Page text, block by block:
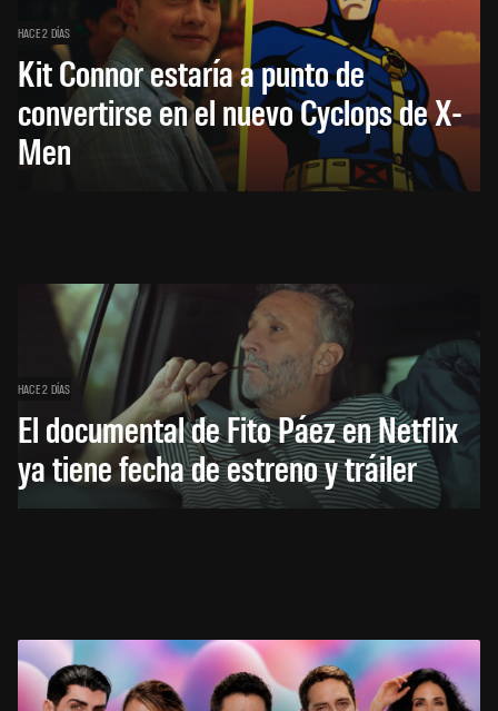
HACE 2 DÍAS
Kit Connor estaría a punto de
convertirse en el nuevo Cyclops de X-
Men
HACE 2 DÍAS
El documental de Fito Páez en Netflix
ya tiene fecha de estreno y tráiler